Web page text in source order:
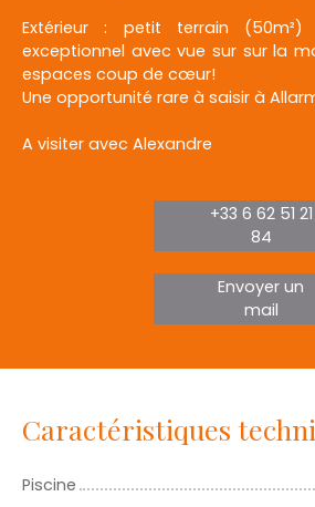
Extérieur : petit terrain (50m²)
exceptionnel avec vue sur sur la
espaces coup de cœur!
Une opportunité rare à saisir à
A visiter avec Alexandre
+33 6 62 51 21
84
Envoyer un
mail
Caractéristiques
Piscine